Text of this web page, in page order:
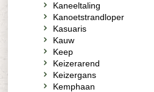
Kaneeltaling
Kanoetstrandloper
Kasuaris
Kauw
Keep
Keizerarend
Keizergans
Kemphaan